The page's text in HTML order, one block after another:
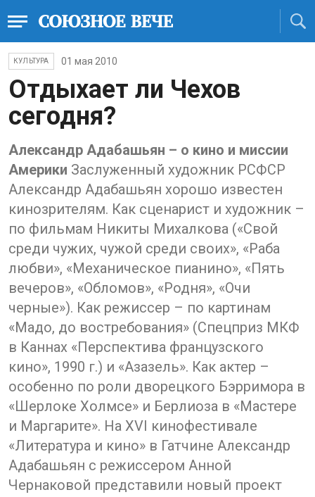
КУЛЬТУРА 01 мая 2010
Отдыхает ли Чехов
сегодня?
Александр Адабашьян – о кино и миссии
Америки Заслуженный художник РСФСР
Александр Адабашьян хорошо известен
кинозрителям. Как сценарист и художник –
по фильмам Никиты Михалкова («Свой
среди чужих, чужой среди своих», «Раба
любви», «Механическое пианино», «Пять
вечеров», «Обломов», «Родня», «Очи
черные»). Как режиссер – по картинам
«Мадо, до востребования» (Спецприз МКФ
в Каннах «Перспектива французского
кино», 1990 г.) и «Азазель». Как актер –
особенно по роли дворецкого Бэрримора в
«Шерлоке Холмсе» и Берлиоза в «Мастере
и Маргарите». На XVI кинофестивале
«Литература и кино» в Гатчине Александр
Адабашьян с режиссером Анной
Чернаковой представили новый проект